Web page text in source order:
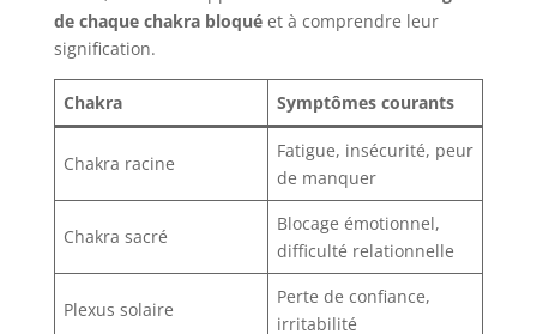
de chaque chakra bloquéet à comprendre leur
signification.
Chakra Symptômes courants
Chakra racine
Fatigue, insécurité, peur
de manquer
Chakra sacré
Blocage émotionnel,
difficulté relationnelle
Plexus solaire
Perte de confiance,
irritabilité